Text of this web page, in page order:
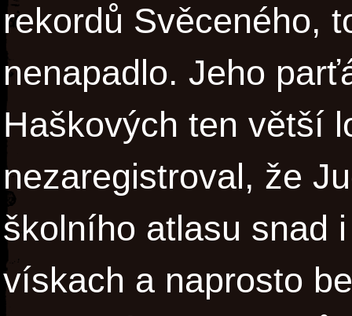
rekordů Svěceného,
nenapadlo. Jeho
Haškových ten větší
nezaregistroval, že
školního atlasu snad
vískach a naprosto